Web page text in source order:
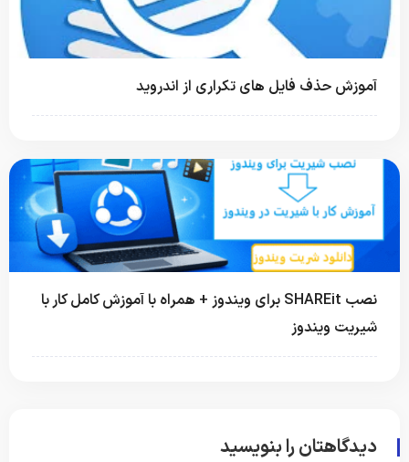
آموزش حذف فایل های تکراری از اندروید
نصب SHAREit برای ویندوز + همراه با آموزش کامل کار با
شیریت ویندوز
دیدگاهتان را بنویسید